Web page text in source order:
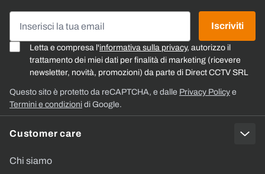
Customer care
Chi siamo
Letta e compresa l'informativa sulla privacy, autorizzo il
trattamento dei miei dati per finalità di marketing (ricevere
newsletter, novità, promozioni) da parte di Direct CCTV SRL
Iscriviti
Questo sito è protetto da reCAPTCHA, e dalle Privacy Policy e
Termini e condizioni di Google.